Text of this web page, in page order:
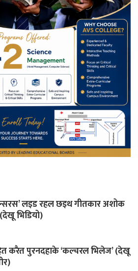
लइड रहल छइथ गीतकार अशोक
भिडियो)
करैत पुरनदहाके ‘कल्चरल भिलेज’ (देखू